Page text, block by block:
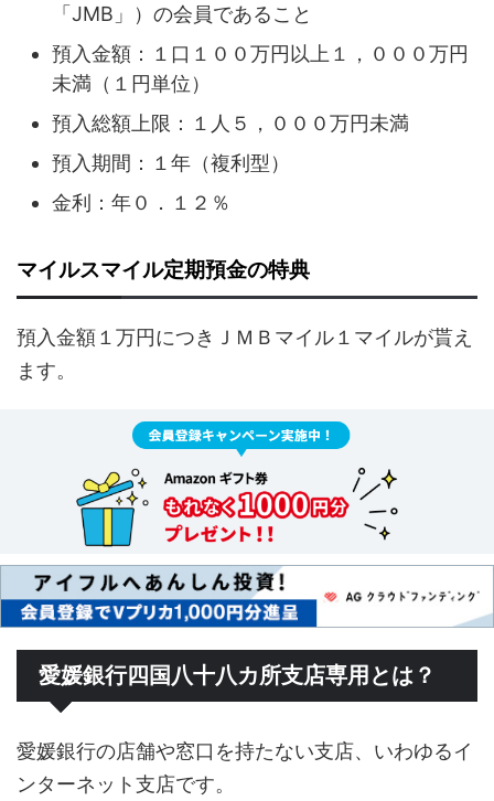
「JMB」）の会員であること
預入金額：１口１００万円以上１，０００万円
未満（１円単位）
預入総額上限：１人５，０００万円未満
預入期間：１年（複利型）
金利：年０．１２％
マイルスマイル定期預金の特典
預入金額１万円につきＪＭＢマイル１マイルが貰え
ます。
愛媛銀行四国八十八カ所支店専用とは？
愛媛銀行の店舗や窓口を持たない支店、いわゆるイ
ンターネット支店です。